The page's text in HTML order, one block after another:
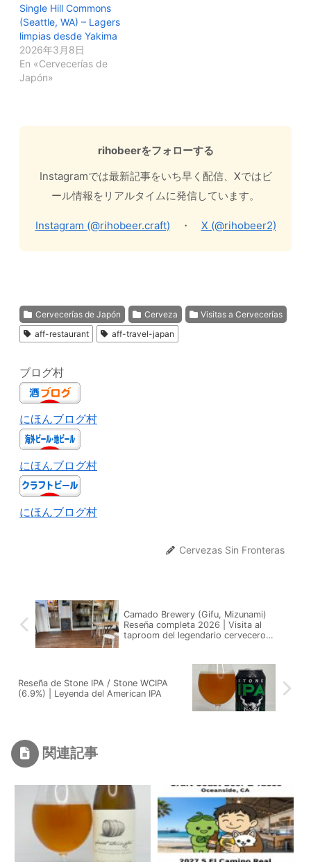
Single Hill Commons
(Seattle, WA) – Lagers
limpias desde Yakima
2026年3月8日
En «Cervecerías de
Japón»
rihobeerをフォローする
Instagramでは最新記事をいち早く配信、Xではビ
ール情報をリアルタイムに発信しています。
Instagram (@rihobeer.craft) ・ X (@rihobeer2)
Cervecerías de Japón Cerveza
Visitas a Cervecerías
aff-restaurant
aff-travel-japan
ブログ村
にほんブログ村
にほんブログ村
にほんブログ村
Cervezas Sin Fronteras
Camado Brewery (Gifu, Mizunami)
Reseña completa 2026 | Visita al
taproom del legendario cervecero
Reseña de Stone IPA / Stone WCIPA
(6.9%) | Leyenda del American IPA
関連記事